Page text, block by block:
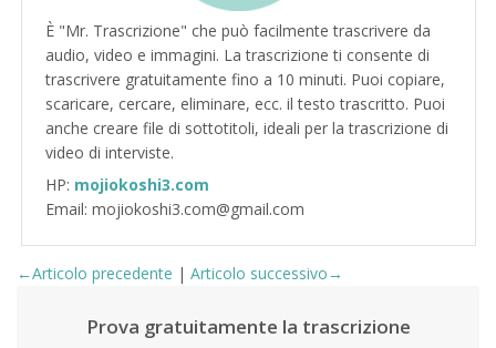
È "Mr. Trascrizione" che può facilmente trascrivere da
audio, video e immagini. La trascrizione ti consente di
trascrivere gratuitamente fino a 10 minuti. Puoi copiare,
scaricare, cercare, eliminare, ecc. il testo trascritto. Puoi
anche creare file di sottotitoli, ideali per la trascrizione di
video di interviste.
HP: mojiokoshi3.com
Email: mojiokoshi3.com@gmail.com
←Articolo precedente | Articolo successivo→
Prova gratuitamente la trascrizione